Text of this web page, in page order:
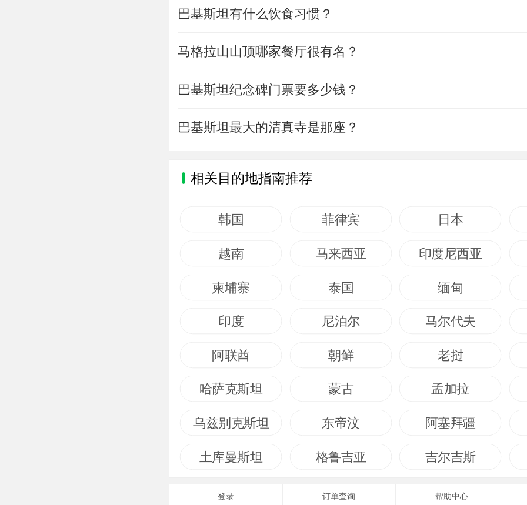
巴基斯坦有什么饮食习惯？
马格拉山山顶哪家餐厅很有名？
巴基斯坦纪念碑门票要多少钱？
巴基斯坦最大的清真寺是那座？
相关目的地指南推荐
韩国 菲律宾 日本
越南 马来西亚 印度尼西亚
柬埔寨 泰国 缅甸
印度 尼泊尔 马尔代夫
阿联酋 朝鲜 老挝
哈萨克斯坦 蒙古 孟加拉
乌兹别克斯坦 东帝汶 阿塞拜疆
土库曼斯坦 格鲁吉亚 吉尔吉斯
登录 订单查询 帮助中心